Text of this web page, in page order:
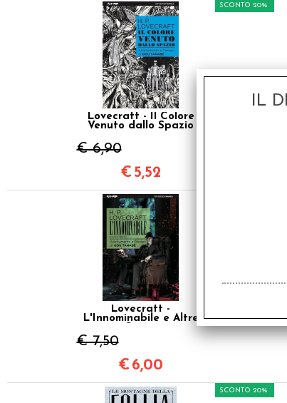
Lovecraft - Il Colore
Venuto dallo Spazio
€ 6,90
SCONTO 20%
€ 5,52
Lovecraft -
L'Innominabile e Altre
€ 7,50
€ 6,00
SCONTO 20%
IL